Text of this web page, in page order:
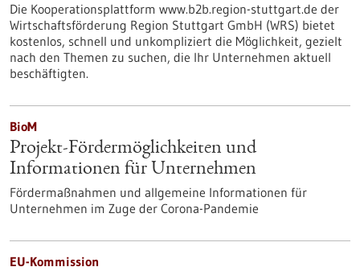
Die Kooperationsplattform www.b2b.region-stuttgart.de der
Wirtschaftsförderung Region Stuttgart GmbH (WRS) bietet
kostenlos, schnell und unkompliziert die Möglichkeit, gezielt
nach den Themen zu suchen, die Ihr Unternehmen aktuell
beschäftigten.
BioM
Projekt-Fördermöglichkeiten und
Informationen für Unternehmen
Fördermaßnahmen und allgemeine Informationen für
Unternehmen im Zuge der Corona-Pandemie
EU-Kommission